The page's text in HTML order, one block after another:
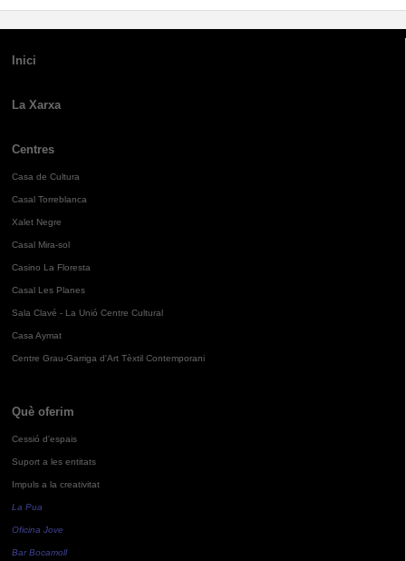
Inici
La Xarxa
Centres
Casa de Cultura
Casal Torreblanca
Xalet Negre
Casal Mira-sol
Casino La Floresta
Casal Les Planes
Sala Clavé - La Unió Centre Cultural
Casa Aymat
Centre Grau-Garriga d'Art Tèxtil Contemporani
Què oferim
Cessió d'espais
Suport a les entitats
Impuls a la creativitat
La Pua
Oficina Jove
Bar Bocamoll